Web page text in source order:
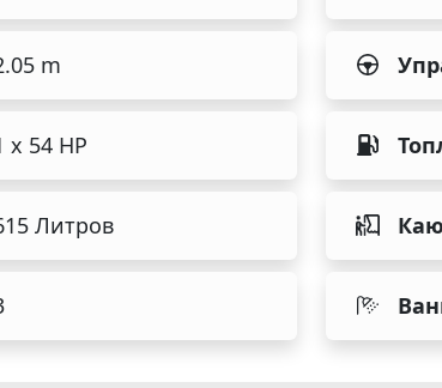
m
x 54 HP
Литров